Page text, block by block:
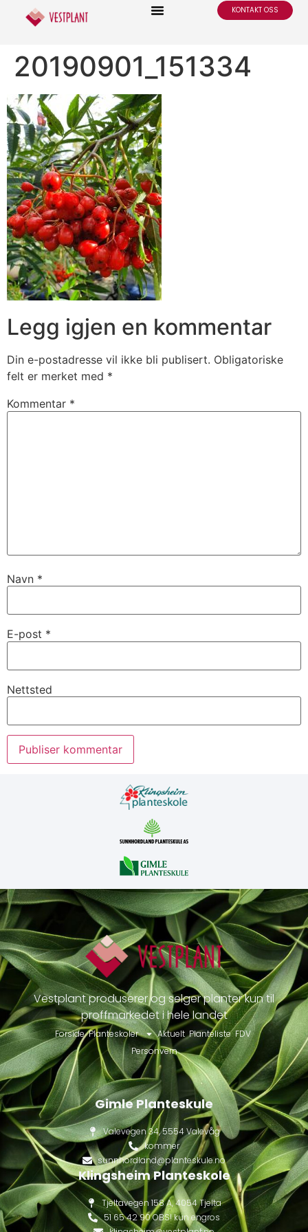
KONTAKT OSS
20190901_151334
Legg igjen en kommentar
Din e-postadresse vil ikke bli publisert. Obligatoriske
felt er merket med *
Kommentar *
Navn *
E-post *
Nettsted
Vestplant produserer og selger planter kun til
proffmarkedet i hele landet
Forside Planteskoler Aktuelt Planteliste FDV
Personvern
Gimle Planteskule
Valevegen 34, 5554 Valevåg
kommer
sunnhordland@planteskule.no
Klingsheim Planteskole
Tjeltavegen 158 A, 4054 Tjelta
51 65 42 90 OBS! kun engros